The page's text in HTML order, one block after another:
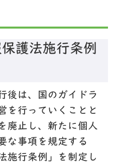
護法施行条例
後は、国のガイドラ
を行っていくことと
廃止し、新たに個人
な事項を規定する
施行条例」を制定し